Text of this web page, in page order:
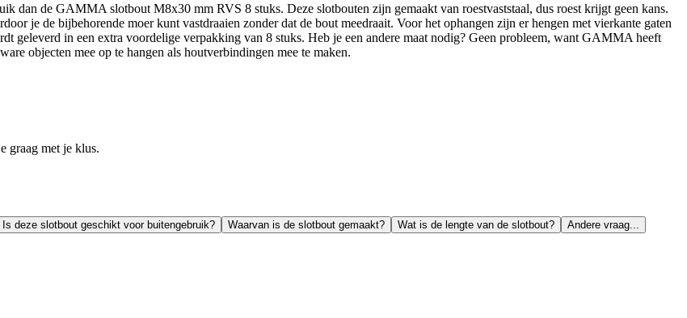
dan de GAMMA slotbout M8x30 mm RVS 8 stuks. Deze slotbouten zijn gemaakt van roestvaststaal, dus roest krijgt geen kans.
je de bijbehorende moer kunt vastdraaien zonder dat de bout meedraait. Voor het ophangen zijn er hengen met vierkante gaten
geleverd in een extra voordelige verpakking van 8 stuks. Heb je een andere maat nodig? Geen probleem, want GAMMA heeft
objecten mee op te hangen als houtverbindingen mee te maken.
graag met je klus.
Is deze slotbout geschikt voor buitengebruik? Waarvan is de slotbout gemaakt? Wat is de lengte van de slotbout? Andere vraag...